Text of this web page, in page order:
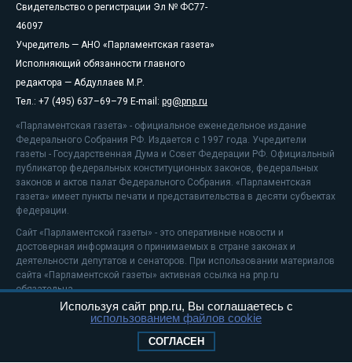
Свидетельство о регистрации Эл № ФС77-
46097
Учредитель — АНО «Парламентская газета»
Исполняющий обязанности главного
редактора — Абдуллаев М.Р.
Тел.: +7 (495) 637–69–79 E-mail: pg@pnp.ru
«Парламентская газета» - официальное еженедельное издание
Федерального Собрания РФ. Издается с 1997 года. Учредители
газеты - Государственная Дума и Совет Федерации РФ. Официальный
публикатор федеральных конституционных законов, федеральных
законов и актов палат Федерального Собрания. «Парламентская
газета» имеет пункты печати и представительства в десяти субъектах
федерации.
Сайт «Парламентской газеты» - это оперативные новости и
достоверная информация о принимаемых в стране законах и
деятельности депутатов и сенаторов. При использовании материалов
сайта «Парламентской газеты» активная ссылка на pnp.ru
обязательна.
На информационном ресурсе применяютсярекомендательные
Положение о защите персональных данных
Используя сайт pnp.ru, Вы соглашаетесь с
использованием файлов cookie
СОГЛАСЕН